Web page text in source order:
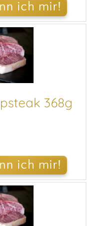
368g